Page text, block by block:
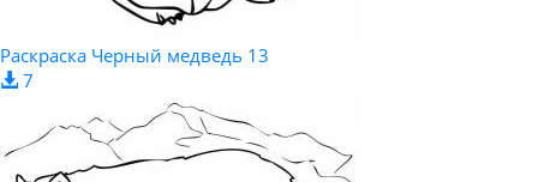
Раскраска Черный медведь 13
7